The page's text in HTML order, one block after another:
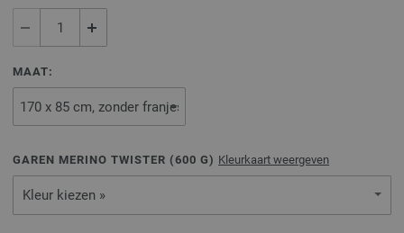
MAAT:
GAREN MERINO TWISTER (600 G) Kleurkaart weergeven
Kleur kiezen »